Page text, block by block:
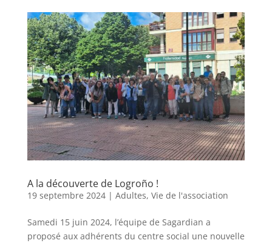
A la découverte de Logroño !
19 septembre 2024| Adultes, Vie de l'association
Samedi 15 juin 2024, l’équipe de Sagardian a
proposé aux adhérents du centre social une nouvelle